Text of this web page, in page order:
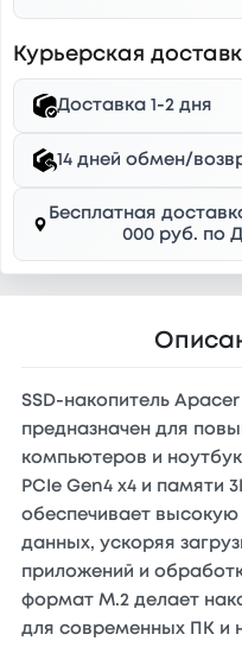
Курьерская
Доставка 1-2 дня
14 дней обмен/
Бесплатная
000 руб. по
SSD-накопитель Apacer
предназначен для
компьютеров и
PCIe Gen4 x4 и памяти
обеспечивает высокую
данных, ускоряя
приложений и
формат M.2 делает
для современных ПК и